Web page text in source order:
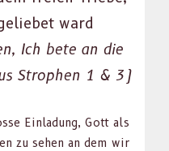
ward
Ich bete an die
Stro­phen 1 & 3)
Ein­ladung, Gott als
zu sehen an dem wir